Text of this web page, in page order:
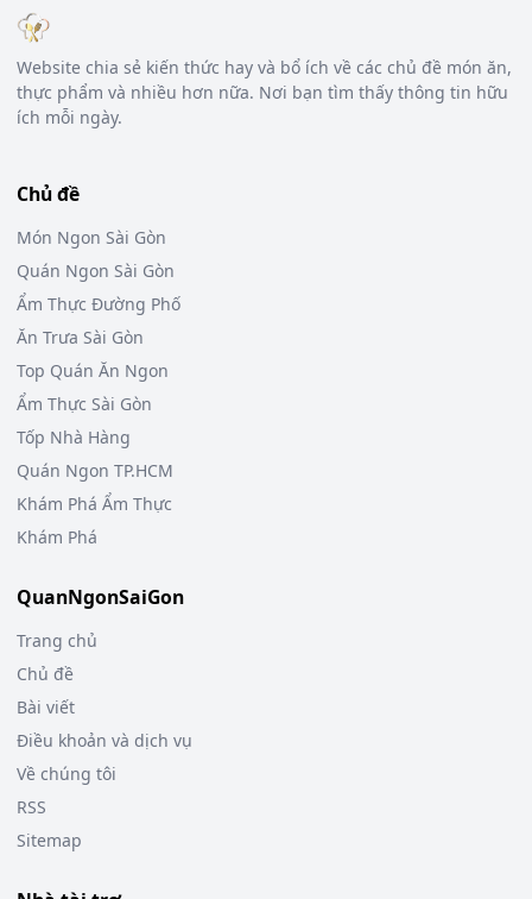
Website chia sẻ kiến thức hay và bổ ích về các chủ đề món ăn,
thực phẩm và nhiều hơn nữa. Nơi bạn tìm thấy thông tin hữu
ích mỗi ngày.
Chủ đề
Món Ngon Sài Gòn
Quán Ngon Sài Gòn
Ẩm Thực Đường Phố
Ăn Trưa Sài Gòn
Top Quán Ăn Ngon
Ẩm Thực Sài Gòn
Tốp Nhà Hàng
Quán Ngon TP.HCM
Khám Phá Ẩm Thực
Khám Phá
QuanNgonSaiGon
Trang chủ
Chủ đề
Bài viết
Điều khoản và dịch vụ
Về chúng tôi
RSS
Sitemap